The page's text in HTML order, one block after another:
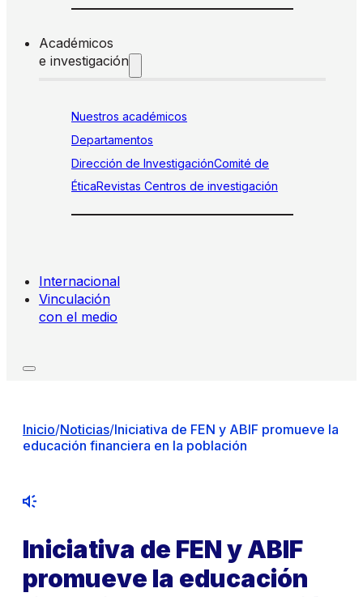
Académicos
e investigación
Nuestros académicos
Departamentos
Dirección de InvestigaciónComité de
ÉticaRevistas Centros de investigación
Internacional
Vinculación
con el medio
Inicio/Noticias/Iniciativa de FEN y ABIF promueve la
educación financiera en la población
Iniciativa de FEN y ABIF
promueve la educación